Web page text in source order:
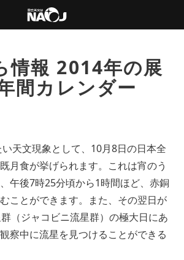
情報 2014年の展
間カレンダー
天文現象として、10月8日の日本全
月食が挙げられます。これは宵のう
午後7時25分頃から1時間ほど、赤銅
ことができます。また、その翌日が
（ジャコビニ流星群）の極大日にあ
察中に流星を見つけることができる